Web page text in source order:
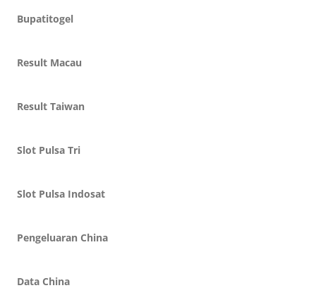
Bupatitogel
Result Macau
Result Taiwan
Slot Pulsa Tri
Slot Pulsa Indosat
Pengeluaran China
Data China